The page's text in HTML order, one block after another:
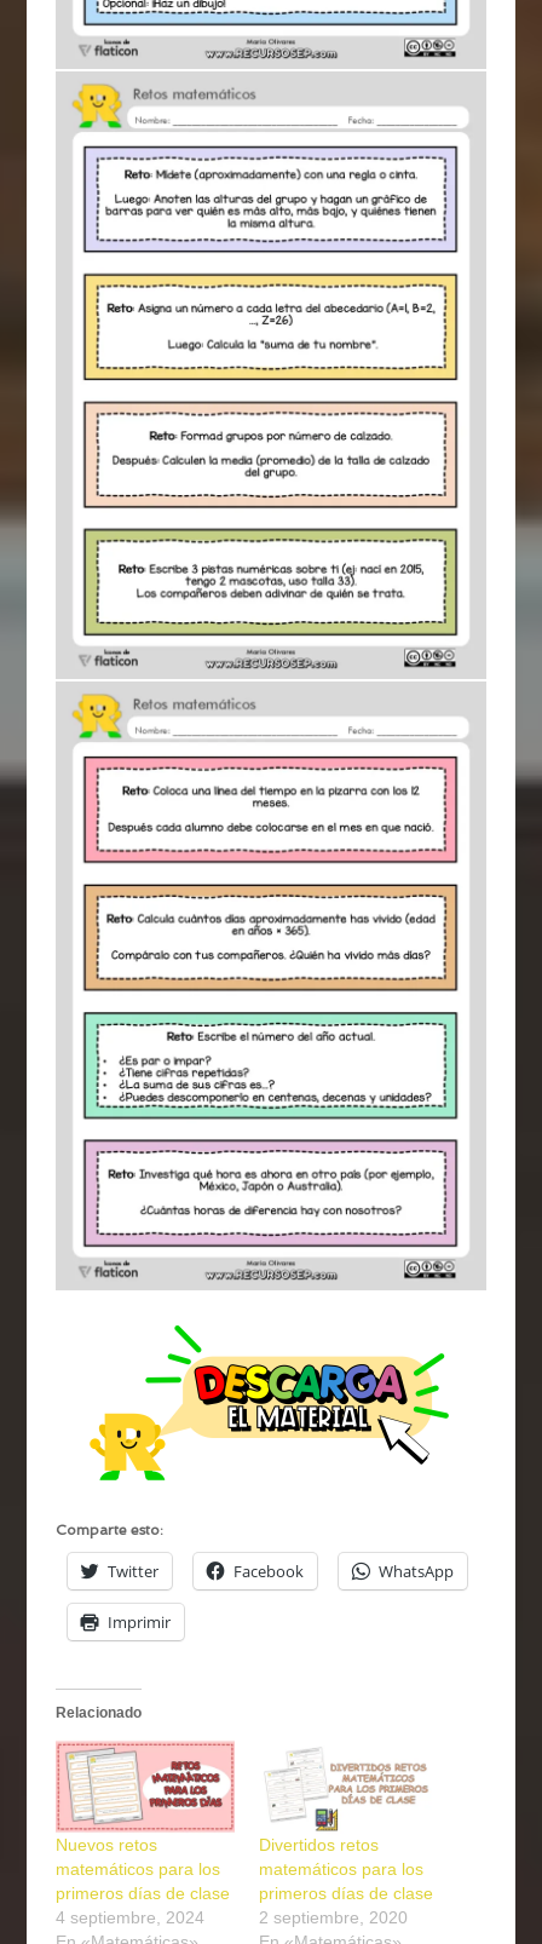
Comparte esto:
Twitter Facebook WhatsApp
Imprimir
Relacionado
Nuevos retos
matemáticos para los
primeros días de clase
4 septiembre, 2024
Divertidos retos
matemáticos para los
primeros días de clase
2 septiembre, 2020